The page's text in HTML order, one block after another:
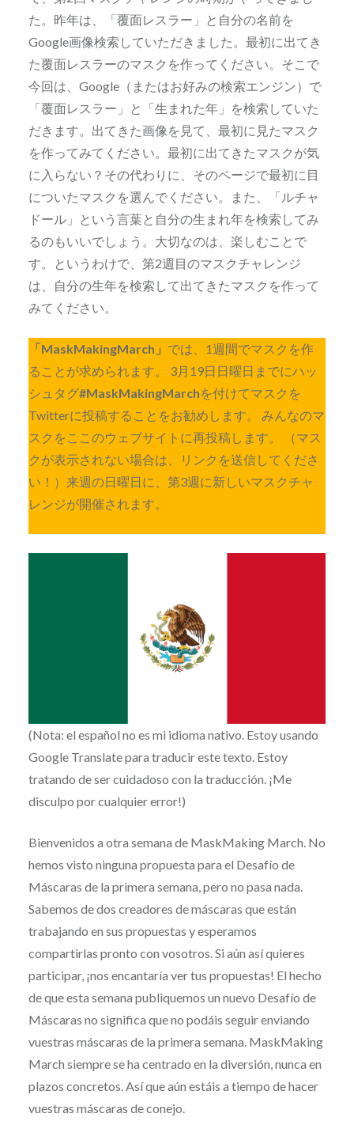
た。昨年は、「覆面レスラー」と自分の名前を
Google画像検索していただきました。最初に出てき
た覆面レスラーのマスクを作ってください。そこで
今回は、Google（またはお好みの検索エンジン）で
「覆面レスラー」と「生まれた年」を検索していた
だきます。出てきた画像を見て、最初に見たマスク
を作ってみてください。最初に出てきたマスクが気
に入らない？その代わりに、そのページで最初に目
についたマスクを選んでください。また、「ルチャ
ドール」という言葉と自分の生まれ年を検索してみ
るのもいいでしょう。大切なのは、楽しむことで
す。というわけで、第2週目のマスクチャレンジ
は、自分の生年を検索して出てきたマスクを作って
みてください。
「MaskMakingMarch」 では、1週間でマスクを作
ることが求められます。 3月19日日曜日までにハッ
シュタグ#MaskMakingMarchを付けてマスクを
Twitterに投稿することをお勧めします。 みんなのマ
スクをここのウェブサイトに再投稿します。 （マス
クが表示されない場合は、リンクを送信してくださ
い！）来週の日曜日に、第3週に新しいマスクチャ
レンジが開催されます。
(Nota: el español no es mi idioma nativo. Estoy usando
Google Translate para traducir este texto. Estoy
tratando de ser cuidadoso con la traducción. ¡Me
disculpo por cualquier error!)
Bienvenidos a otra semana de MaskMaking March. No
hemos visto ninguna propuesta para el Desafío de
Máscaras de la primera semana, pero no pasa nada.
Sabemos de dos creadores de máscaras que están
trabajando en sus propuestas y esperamos
compartirlas pronto con vosotros. Si aún así quieres
participar, ¡nos encantaría ver tus propuestas! El hecho
de que esta semana publiquemos un nuevo Desafío de
Máscaras no significa que no podáis seguir enviando
vuestras máscaras de la primera semana. MaskMaking
March siempre se ha centrado en la diversión, nunca en
plazos concretos. Así que aún estáis a tiempo de hacer
vuestras máscaras de conejo.